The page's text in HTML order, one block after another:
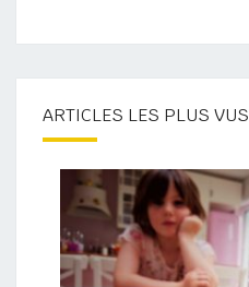
ARTICLES LES PLUS VUS